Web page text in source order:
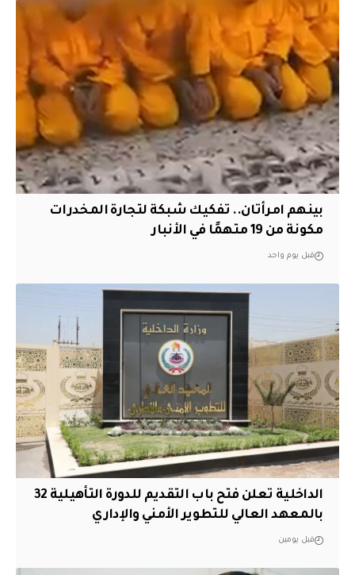
بينهم امرأتان.. تفكيك شبكة لتجارة المخدرات
مكونة من 19 متهمًا في الأنبار
قبل يوم واحد
الداخلية تعلن فتح باب التقديم للدورة التأهيلية 32
بالمعهد العالي للتطوير الأمني والإداري
قبل يومين